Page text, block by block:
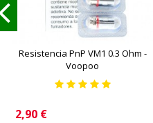
Resistencia PnP VM1 0.3 Ohm -
Voopoo
Precio
2,90 €